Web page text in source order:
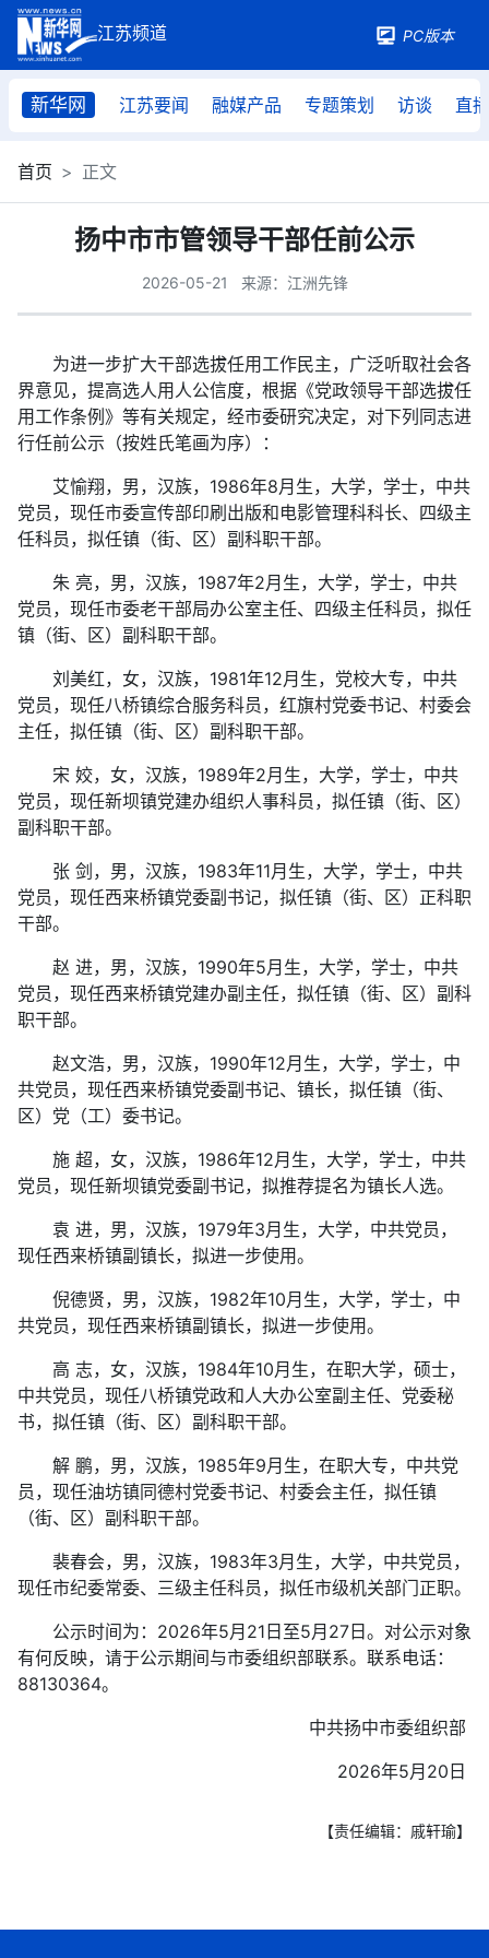
PC版本
新华网 江苏要闻 融媒产品 专题策划 访谈 直播
首页 正文
扬中市市管领导干部任前公示
2026-05-21 来源：江洲先锋
为进一步扩大干部选拔任用工作民主，广泛听取社会各
界意见，提高选人用人公信度，根据《党政领导干部选拔任
用工作条例》等有关规定，经市委研究决定，对下列同志进
行任前公示（按姓氏笔画为序）：
艾愉翔，男，汉族，1986年8月生，大学，学士，中共
党员，现任市委宣传部印刷出版和电影管理科科长、四级主
任科员，拟任镇（街、区）副科职干部。
朱 亮，男，汉族，1987年2月生，大学，学士，中共
党员，现任市委老干部局办公室主任、四级主任科员，拟任
镇（街、区）副科职干部。
刘美红，女，汉族，1981年12月生，党校大专，中共
党员，现任八桥镇综合服务科员，红旗村党委书记、村委会
主任，拟任镇（街、区）副科职干部。
宋 姣，女，汉族，1989年2月生，大学，学士，中共
党员，现任新坝镇党建办组织人事科员，拟任镇（街、区）
副科职干部。
张 剑，男，汉族，1983年11月生，大学，学士，中共
党员，现任西来桥镇党委副书记，拟任镇（街、区）正科职
干部。
赵 进，男，汉族，1990年5月生，大学，学士，中共
党员，现任西来桥镇党建办副主任，拟任镇（街、区）副科
职干部。
赵文浩，男，汉族，1990年12月生，大学，学士，中
共党员，现任西来桥镇党委副书记、镇长，拟任镇（街、
区）党（工）委书记。
施 超，女，汉族，1986年12月生，大学，学士，中共
党员，现任新坝镇党委副书记，拟推荐提名为镇长人选。
袁 进，男，汉族，1979年3月生，大学，中共党员，
现任西来桥镇副镇长，拟进一步使用。
倪德贤，男，汉族，1982年10月生，大学，学士，中
共党员，现任西来桥镇副镇长，拟进一步使用。
高 志，女，汉族，1984年10月生，在职大学，硕士，
中共党员，现任八桥镇党政和人大办公室副主任、党委秘
书，拟任镇（街、区）副科职干部。
解 鹏，男，汉族，1985年9月生，在职大专，中共党
员，现任油坊镇同德村党委书记、村委会主任，拟任镇
（街、区）副科职干部。
裴春会，男，汉族，1983年3月生，大学，中共党员，
现任市纪委常委、三级主任科员，拟任市级机关部门正职。
公示时间为：2026年5月21日至5月27日。对公示对象
有何反映，请于公示期间与市委组织部联系。联系电话：
88130364。
中共扬中市委组织部
2026年5月20日
【责任编辑：戚轩瑜】